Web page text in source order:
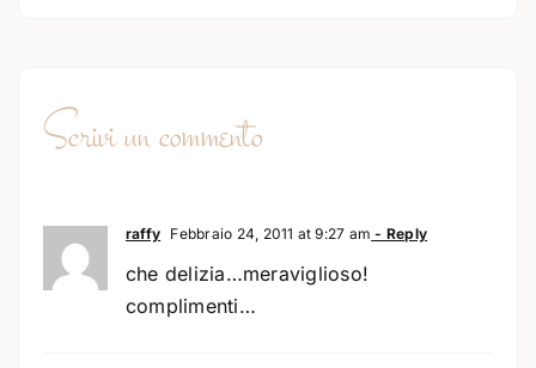
Scrivi un commento
raffy Febbraio 24, 2011 at 9:27 am - Reply
che delizia…meraviglioso!
complimenti…